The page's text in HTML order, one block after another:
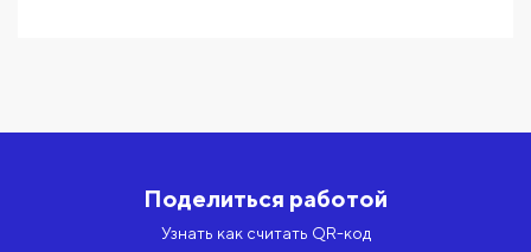
Поделиться работой
Узнать как считать QR-код